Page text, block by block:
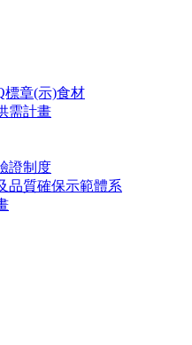
標章(示)食材
需計畫
證制度
品質確保示範體系